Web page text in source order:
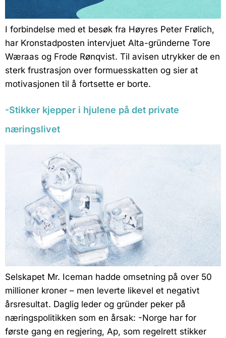
I forbindelse med et besøk fra Høyres Peter Frølich,
har Kronstadposten intervjuet Alta-gründerne Tore
Wæraas og Frode Rønqvist. Til avisen utrykker de en
sterk frustrasjon over formuesskatten og sier at
motivasjonen til å fortsette er borte.
-Stikker kjepper i hjulene på det private
næringslivet
Selskapet Mr. Iceman hadde omsetning på over 50
millioner kroner – men leverte likevel et negativt
årsresultat. Daglig leder og gründer peker på
næringspolitikken som en årsak: -Norge har for
første gang en regjering, Ap, som regelrett stikker